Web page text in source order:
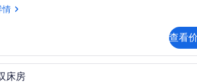
情
查看
隔音 羽绒被、客房内保险箱、笔
床房